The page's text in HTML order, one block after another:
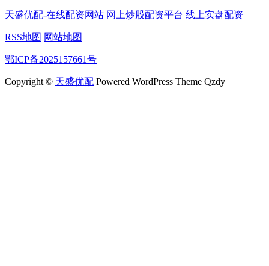
天盛优配-在线配资网站 网上炒股配资平台 线上实盘配资
RSS地图 网站地图
鄂ICP备2025157661号
Copyright © 天盛优配 Powered WordPress Theme Qzdy